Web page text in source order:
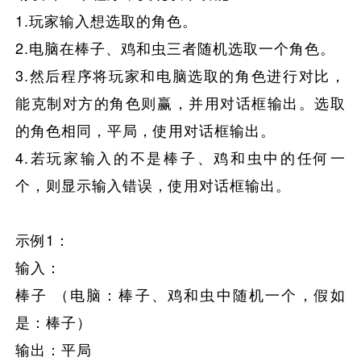
1.玩家输入想选取的角色。
2.电脑在棒子、鸡和虫三者随机选取一个角色。
3.然后程序将玩家和电脑选取的角色进行对比，
能克制对方的角色则赢 ，并用对话框输出。选取
的角色相同，平局，使用对话框输出。
4.若玩家输入的不是棒子、鸡和虫中的任何一
个，则显示输入错误，使用对话框输出。
示例1：
输入：
棒子 （电脑：棒子、鸡和虫中随机一个，假如
是：棒子）
输出：平局